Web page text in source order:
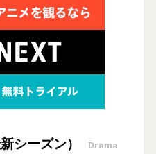
シーズン） Drama